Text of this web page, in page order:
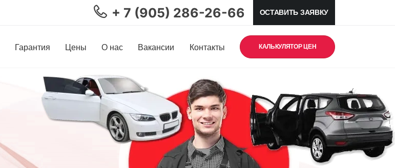
+ 7 (905) 286-26-66 ОСТАВИТЬ ЗАЯВКУ
Гарантия Цены О нас Вакансии Контакты КАЛЬКУЛЯТОР ЦЕН